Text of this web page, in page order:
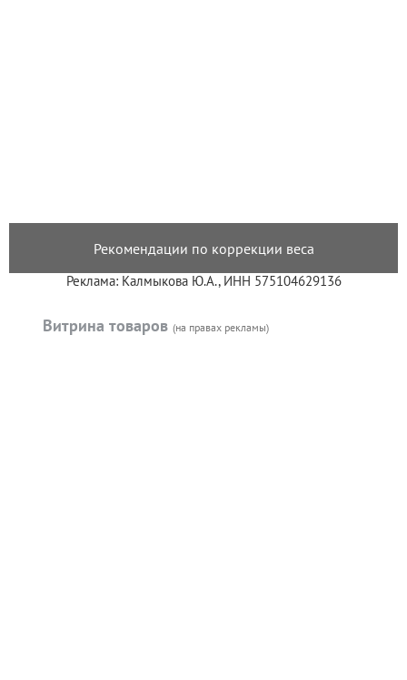
Рекомендации по коррекции веса
Реклама: Калмыкова Ю.А., ИНН 575104629136
Витрина товаров (на правах рекламы)